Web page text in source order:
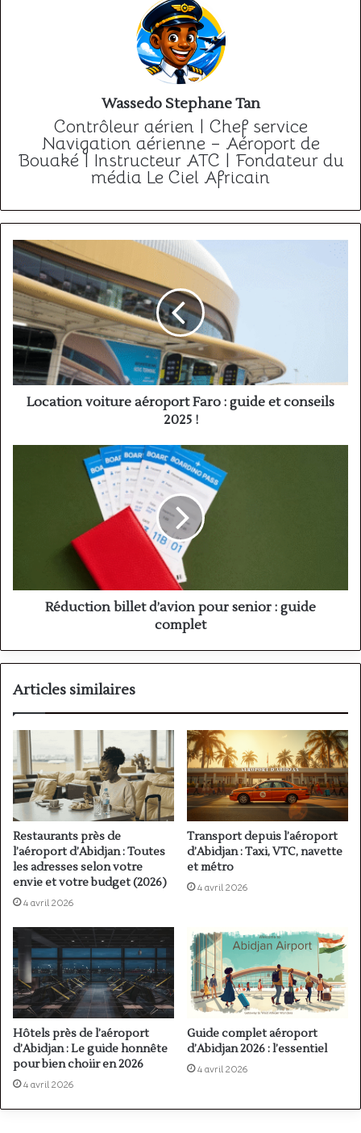
Wassedo Stephane Tan
Contrôleur aérien | Chef service
Navigation aérienne – Aéroport de
Bouaké | Instructeur ATC | Fondateur du
média Le Ciel Africain
Location
voiture
aéroport
Faro
:
guide
et
conseils
2025
Location voiture aéroport Faro : guide et conseils
2025 !
Réduction
Réduction billet d’avion pour senior : guide
complet
Articles similaires
Restaurants près de
l’aéroport d’Abidjan : Toutes
les adresses selon votre
envie et votre budget (2026)
4 avril 2026
Transport depuis l’aéroport
d’Abidjan : Taxi, VTC, navette
et métro
4 avril 2026
Hôtels près de l’aéroport
d’Abidjan : Le guide honnête
pour bien choiir en 2026
4 avril 2026
Guide complet aéroport
d’Abidjan 2026 : l’essentiel
4 avril 2026